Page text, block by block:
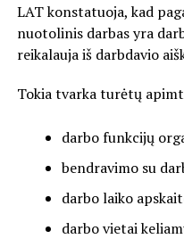
LAT konstatuoja, kad
nuotolinis darbas yra
reikalauja iš darbdavio
Tokia tvarka turėtų
darbo funkcijų
bendravimo su
darbo laiko
darbo vietai